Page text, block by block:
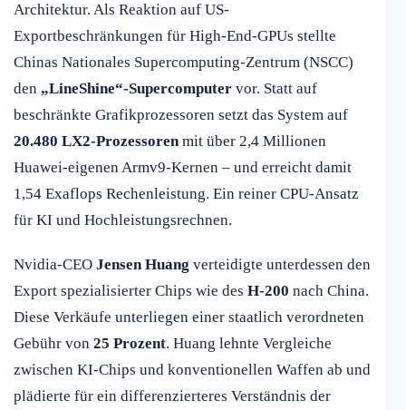
Architektur. Als Reaktion auf US-
Exportbeschränkungen für High-End-GPUs stellte
Chinas Nationales Supercomputing-Zentrum (NSCC)
den „LineShine“-Supercomputer vor. Statt auf
beschränkte Grafikprozessoren setzt das System auf
20.480 LX2-Prozessorenmit über 2,4 Millionen
Huawei-eigenen Armv9-Kernen – und erreicht damit
1,54 Exaflops Rechenleistung. Ein reiner CPU-Ansatz
für KI und Hochleistungsrechnen.
Nvidia-CEO Jensen Huang verteidigte unterdessen den
Export spezialisierter Chips wie des H-200 nach China.
Diese Verkäufe unterliegen einer staatlich verordneten
Gebühr von 25 Prozent. Huang lehnte Vergleiche
zwischen KI-Chips und konventionellen Waffen ab und
plädierte für ein differenzierteres Verständnis der